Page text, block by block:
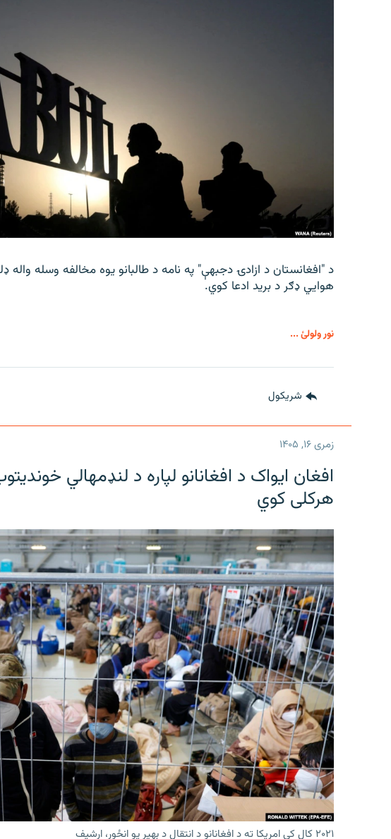
د "افغانستان د ازادۍ دجبهې" په نامه د طالبانو یوه مخالفه وسله
هوايي ډګر د برید ادعا کوي.
نور ولولئ ...
شريکول
زمری ۱۶, ۱۴۰۵
هرکلی کوي
۲۰۲۱ کال کې امریکا ته د افغانانو د انتقال د بهیر یو انځور، ارشیف